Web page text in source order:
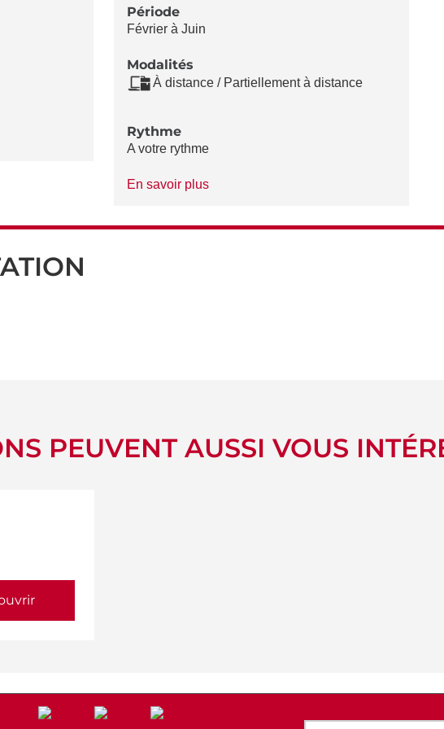
Période
Février à Juin
Modalités
À distance / Partiellement à distance
Rythme
A votre rythme
En savoir plusà
Rythme
PEUVENT AUSSI VOUS